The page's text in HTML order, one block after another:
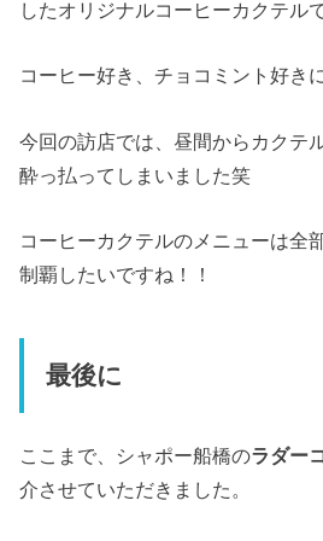
したオリジナルコーヒーカクテル
コーヒー好き、チョコミント好き
今回の訪店では、昼間からカクテ
酔っ払ってしまいました笑
コーヒーカクテルのメニューは全
制覇したいですね！！
最後に
ここまで、シャポー船橋のラダー
介させていただきました。